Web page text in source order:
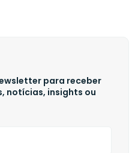
para receber
notícias, insights ou